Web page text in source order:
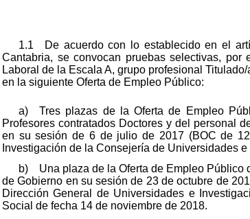
1.1 De acuerdo con lo establecido en el
Cantabria, se convocan pruebas selectivas,
Laboral de la Escala A, grupo profesional
en la siguiente Oferta de Empleo Público:
a) Tres plazas de la Oferta de Empleo
Profesores contratados Doctores y del personal
en su sesión de 6 de julio de 2017 (BOC de
Investigación de la Consejería de Universidades
b) Una plaza de la Oferta de Empleo Público
de Gobierno en su sesión de 23 de octubre de
Dirección General de Universidades e
Social de fecha 14 de noviembre de 2018.